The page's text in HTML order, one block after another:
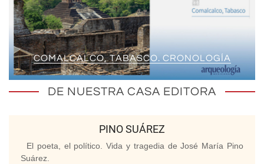
COMALCALCO, TABASCO. CRONOLOGÍA
DE NUESTRA CASA EDITORA
PINO SUÁREZ
El poeta, el político. Vida y tragedia de José María Pino
Suárez.